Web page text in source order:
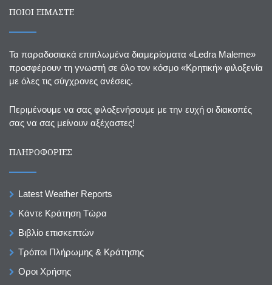
ΠΟΙΟΙ ΕΙΜΑΣΤΕ
Τα παραδοσιακά επιπλωμένα διαμερίσματα «Ledra Maleme»
προσφέρουν τη γνωστή σε όλο τον κόσμο «Κρητική» φιλοξενία
με όλες τις σύγχρονες ανέσεις.
Περιμένουμε να σας φιλοξενήσουμε με την ευχή οι διακοπές
σας να σας μείνουν αξέχαστες!
ΠΛΗΡΟΦΟΡΙΕΣ
Latest Weather Reports
Κάντε Κράτηση Τώρα
Βιβλίο επισκεπτών
Τρόποι Πλήρωμης & Κράτησης
Οροι Χρήσης